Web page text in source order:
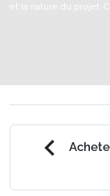
et la nature du projet.
chevron_left